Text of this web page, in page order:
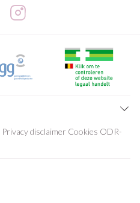
Privacy disclaimer Cookies ODR-